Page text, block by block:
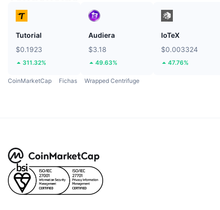
Tutorial
$0.1923
311.32%
Audiera
$3.18
49.63%
IoTeX
$0.003324
47.76%
CoinMarketCap Fichas Wrapped Centrifuge